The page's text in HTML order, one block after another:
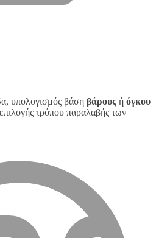
υπολογισμός βάση βάρους ή όγκου
τρόπου παραλαβής των